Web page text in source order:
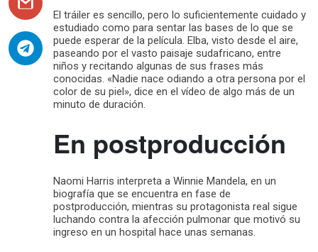
El tráiler es sencillo, pero lo suficientemente cuidado y
estudiado como para sentar las bases de lo que se
puede esperar de la película. Elba, visto desde el aire,
paseando por el vasto paisaje sudafricano, entre
niños y recitando algunas de sus frases más
conocidas. «Nadie nace odiando a otra persona por el
color de su piel», dice en el vídeo de algo más de un
minuto de duración.
En postproducción
Naomi Harris interpreta a Winnie Mandela, en un
biografía que se encuentra en fase de
postproducción, mientras su protagonista real sigue
luchando contra la afección pulmonar que motivó su
ingreso en un hospital hace unas semanas.